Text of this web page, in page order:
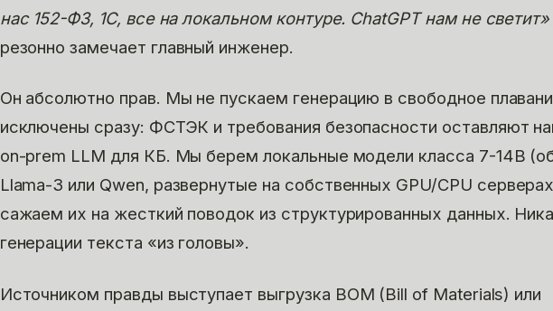
нас 152-ФЗ, 1С, все на локальном контуре. ChatGPT нам не светит»
резонно замечает главный инженер.
Он абсолютно прав. Мы не пускаем генерацию в свободное
исключены сразу: ФСТЭК и требования безопасности оставляют
on-prem LLM для КБ. Мы берем локальные модели класса 7-14B
Llama-3 или Qwen, развернутые на собственных GPU/CPU
сажаем их на жесткий поводок из структурированных данных.
генерации текста «из головы».
Источником правды выступает выгрузка BOM (Bill of Materials) или